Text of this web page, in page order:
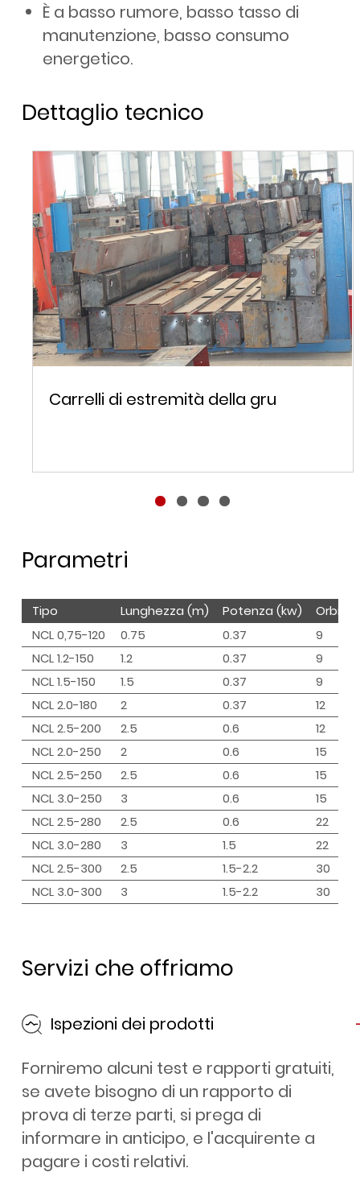
È a basso rumore, basso tasso di
manutenzione, basso consumo
energetico.
Dettaglio tecnico
Carrelli di estremità della gru
Parametri
Tipo Lunghezza (m) Potenza (kw)
Orbita
NCL 0,75-120
0.75 0.37
9
NCL 1.2-150
1.2 0.37
9
NCL 1.5-150
1.5 0.37
9
NCL 2.0-180
2 0.37
12
NCL 2.5-200
2.5 0.6
12
NCL 2.0-250
2 0.6
15
NCL 2.5-250
2.5 0.6
15
NCL 3.0-250
3 0.6
15
NCL 2.5-280
2.5 0.6
22
NCL 3.0-280
3 1.5
22
NCL 2.5-300
2.5 1.5-2.2
30
NCL 3.0-300
3 1.5-2.2 30
Servizi che offriamo
Ispezioni dei prodotti
Forniremo alcuni test e rapporti gratuiti,
se avete bisogno di un rapporto di
prova di terze parti, si prega di
informare in anticipo, e l'acquirente a
pagare i costi relativi.